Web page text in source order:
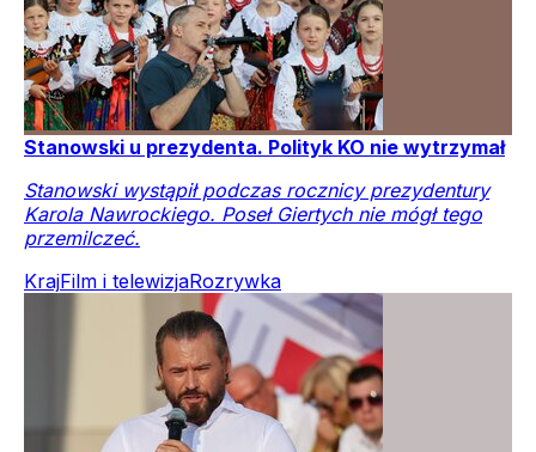
Stanowski u prezydenta. Polityk KO nie wytrzymał
Stanowski wystąpił podczas rocznicy prezydentury
Karola Nawrockiego. Poseł Giertych nie mógł tego
przemilczeć.
KrajFilm i telewizjaRozrywka